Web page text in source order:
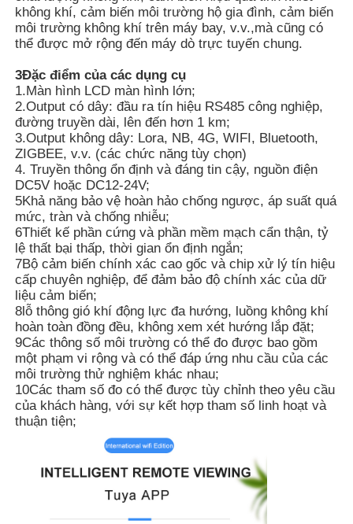
Máy phát hiện bức xạ hạt nhân
liều kế cá nhân
Cảm biến tia X
Hệ thống giám sát bức xạ hạt nhân
máy dò radon
Máy đo ion âm trong khí quyển
Máy phát hiện PM2,5
Bộ đếm hạt bụi
Cảm biến vật chất hạt
Thiết bị giám sát chất lượng không khí
không khí, cảm biến môi trường hộ gia đình, cảm biến
môi trường không khí trên máy bay, v.v.,mà cũng có
thể được mở rộng đến máy dò trực tuyến chung.
3Đặc điểm của các dụng cụ
1.Màn hình LCD màn hình lớn;
2.Output có dây: đầu ra tín hiệu RS485 công nghiệp,
đường truyền dài, lên đến hơn 1 km;
3.Output không dây: Lora, NB, 4G, WIFI, Bluetooth,
ZIGBEE, v.v. (các chức năng tùy chọn)
4. Truyền thông ổn định và đáng tin cậy, nguồn điện
DC5V hoặc DC12-24V;
5Khả năng bảo vệ hoàn hảo chống ngược, áp suất quá
mức, tràn và chống nhiễu;
6Thiết kế phần cứng và phần mềm mạch cẩn thận, tỷ
lệ thất bại thấp, thời gian ổn định ngắn;
7Bộ cảm biến chính xác cao gốc và chip xử lý tín hiệu
cấp chuyên nghiệp, để đảm bảo độ chính xác của dữ
liệu cảm biến;
8lỗ thông gió khí động lực đa hướng, luồng không khí
hoàn toàn đồng đều, không xem xét hướng lắp đặt;
9Các thông số môi trường có thể đo được bao gồm
một phạm vi rộng và có thể đáp ứng nhu cầu của các
môi trường thử nghiệm khác nhau;
10Các tham số đo có thể được tùy chỉnh theo yêu cầu
của khách hàng, với sự kết hợp tham số linh hoạt và
thuận tiện;